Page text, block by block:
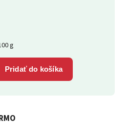
g
Pridať do košíka